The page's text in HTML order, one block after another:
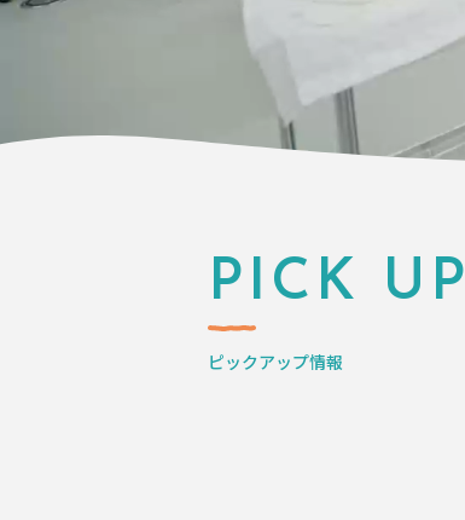
PICK UP
ピックアップ情報